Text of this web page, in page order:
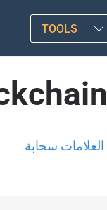
TOOLS
العلامات سحابة